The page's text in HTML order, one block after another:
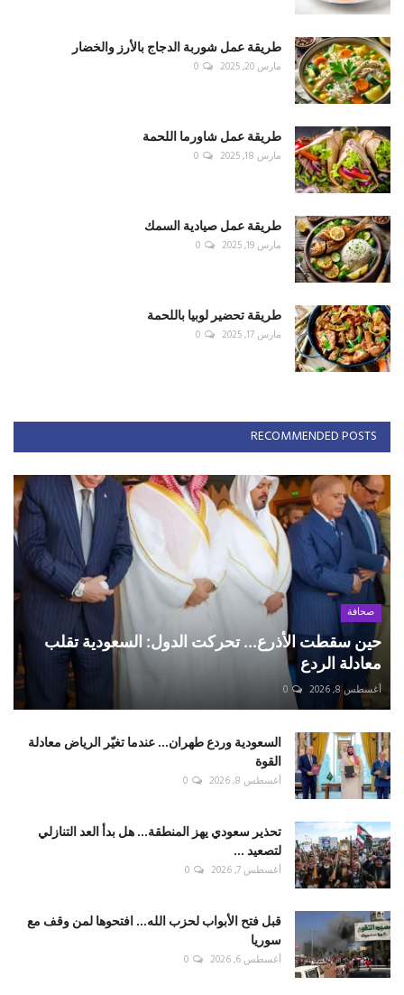
طريقة عمل شوربة الدجاج بالأرز والخضار
مارس 20, 2025 0
طريقة عمل شاورما اللحمة
مارس 18, 2025 0
طريقة عمل صيادية السمك
مارس 19, 2025 0
طريقة تحضير لوبيا باللحمة
مارس 17, 2025 0
RECOMMENDED POSTS
صحافة
حين سقطت الأذرع... تحركت الدول: السعودية تقلب
معادلة الردع
أغسطس 8, 2026 0
السعودية وردع طهران... عندما تغيّر الرياض معادلة
القوة
أغسطس 8, 2026 0
تحذير سعودي يهز المنطقة... هل بدأ العد التنازلي
لتصعيد ...
أغسطس 7, 2026 0
قبل فتح الأبواب لحزب الله... افتحوها لمن وقف مع
سوريا
أغسطس 6, 2026 0